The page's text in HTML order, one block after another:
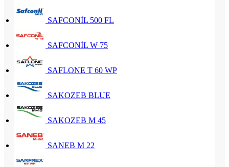
SAFCONİL 500 FL
SAFCONİL W 75
SAFLONE T 60 WP
SAKOZEB BLUE
SAKOZEB M 45
SANEB M 22